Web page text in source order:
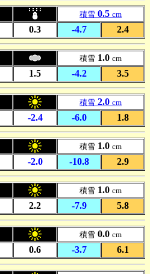
積雪 0.5 cm
0.3 -4.7 2.4
積雪 1.0 cm
1.5 -4.2 3.5
積雪 2.0 cm
-2.4 -6.0 1.8
積雪 1.0 cm
-2.0 -10.8 2.9
積雪 1.0 cm
2.2 -7.9 5.8
積雪 0.0 cm
0.6 -3.7 6.1